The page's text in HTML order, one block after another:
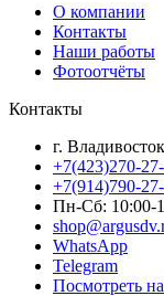
О компании
Контакты
Наши работы
Фотоотчёты
Контакты
г.
+7(423)270-
+7(914)790-
Пн-Сб: 10:00-
WhatsApp
Telegram
Посмотреть